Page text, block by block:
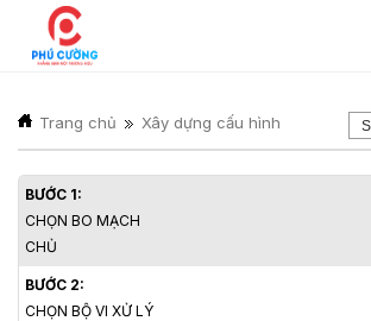
Trang chủ Xây dựng cấu hình
BƯỚC 1:
CHỌN BO MẠCH
CHỦ
BƯỚC 2:
CHỌN BỘ VI XỬ LÝ